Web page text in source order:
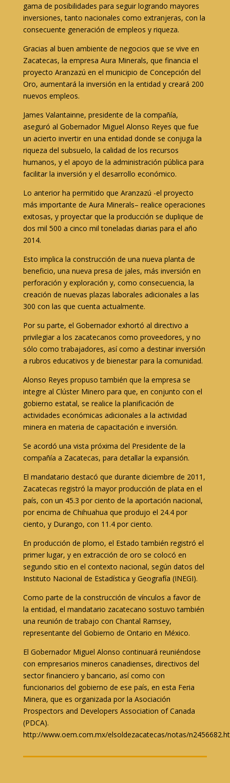
gama de posibilidades para seguir logrando mayores
inversiones, tanto nacionales como extranjeras, con la
consecuente generación de empleos y riqueza.
Gracias al buen ambiente de negocios que se vive en
Zacatecas, la empresa Aura Minerals, que financia el
proyecto Aranzazú en el municipio de Concepción del
Oro, aumentará la inversión en la entidad y creará 200
nuevos empleos.
James Valantainne, presidente de la compañía,
aseguró al Gobernador Miguel Alonso Reyes que fue
un acierto invertir en una entidad donde se conjuga la
riqueza del subsuelo, la calidad de los recursos
humanos, y el apoyo de la administración pública para
facilitar la inversión y el desarrollo económico.
Lo anterior ha permitido que Aranzazú -el proyecto
más importante de Aura Minerals– realice operaciones
exitosas, y proyectar que la producción se duplique de
dos mil 500 a cinco mil toneladas diarias para el año
2014.
Esto implica la construcción de una nueva planta de
beneficio, una nueva presa de jales, más inversión en
perforación y exploración y, como consecuencia, la
creación de nuevas plazas laborales adicionales a las
300 con las que cuenta actualmente.
Por su parte, el Gobernador exhortó al directivo a
privilegiar a los zacatecanos como proveedores, y no
sólo como trabajadores, así como a destinar inversión
a rubros educativos y de bienestar para la comunidad.
Alonso Reyes propuso también que la empresa se
integre al Clúster Minero para que, en conjunto con el
gobierno estatal, se realice la planificación de
actividades económicas adicionales a la actividad
minera en materia de capacitación e inversión.
Se acordó una vista próxima del Presidente de la
compañía a Zacatecas, para detallar la expansión.
El mandatario destacó que durante diciembre de 2011,
Zacatecas registró la mayor producción de plata en el
país, con un 45.3 por ciento de la aportación nacional,
por encima de Chihuahua que produjo el 24.4 por
ciento, y Durango, con 11.4 por ciento.
En producción de plomo, el Estado también registró el
primer lugar, y en extracción de oro se colocó en
segundo sitio en el contexto nacional, según datos del
Instituto Nacional de Estadística y Geografía (INEGI).
Como parte de la construcción de vínculos a favor de
la entidad, el mandatario zacatecano sostuvo también
una reunión de trabajo con Chantal Ramsey,
representante del Gobierno de Ontario en México.
El Gobernador Miguel Alonso continuará reuniéndose
con empresarios mineros canadienses, directivos del
sector financiero y bancario, así como con
funcionarios del gobierno de ese país, en esta Feria
Minera, que es organizada por la Asociación
Prospectors and Developers Association of Canada
(PDCA).
http://www.oem.com.mx/elsoldezacatecas/notas/